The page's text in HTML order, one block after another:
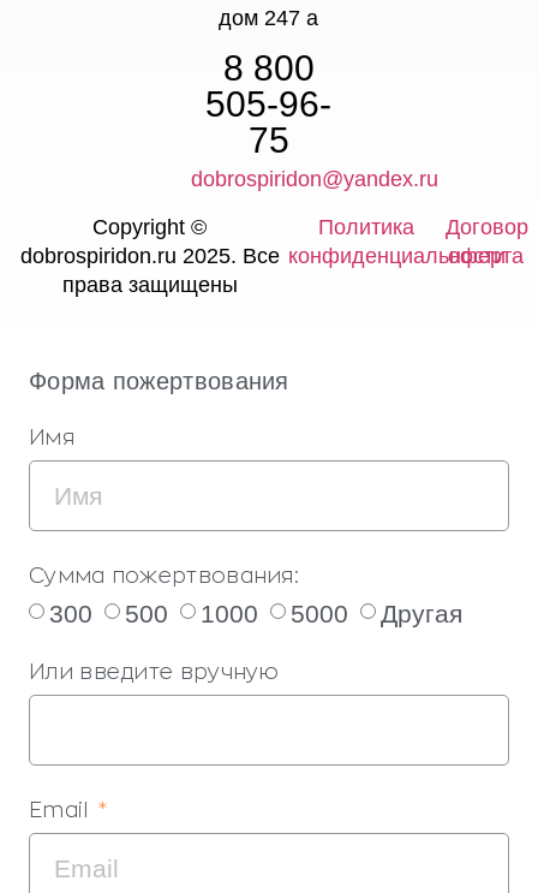
дом 247 а
8 800
505-96-
75
dobrospiridon@yandex.ru
Copyright ©
dobrospiridon.ru 2025. Все
права защищены
Политика
конфиденциальности
Договор
оферта
Форма пожертвования
Имя
Сумма пожертвования:
300 500 1000 5000 Другая
Или введите вручную
Email